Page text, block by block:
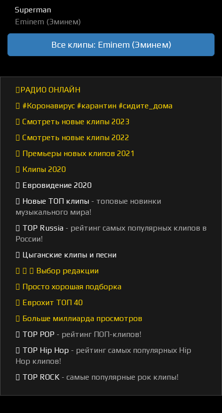
Superman
Eminem (Эминем)
Все клипы: Eminem (Эминем)
РАДИО ОНЛАЙН
#Коронавирус #карантин #сидите_дома
Смотреть новые клипы 2023
Смотреть новые клипы 2022
Премьеры новых клипов 2021
Клипы 2020
Евровидение 2020
Новые ТОП клипы - топовые новинки
музыкального мира!
TOP Russia - рейтинг самых популярных клипов в
России!
Цыганские клипы и песни
Выбор редакции
Просто хорошая подборка
Еврохит ТОП 40
Больше миллиарда просмотров
TOP POP - рейтинг ПОП-клипов!
TOP Hip Hop - рейтинг самых популярных Hip
Hop клипов!
TOP ROCK - самые популярные рок клипы!